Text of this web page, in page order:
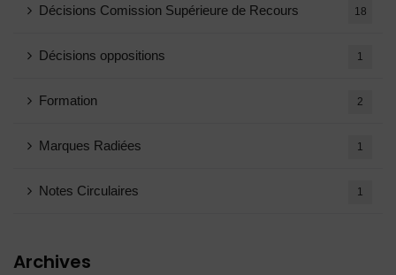
Décisions Comission Supérieure de Recours 18
Décisions oppositions 1
Formation 2
Marques Radiées 1
Notes Circulaires 1
Archives